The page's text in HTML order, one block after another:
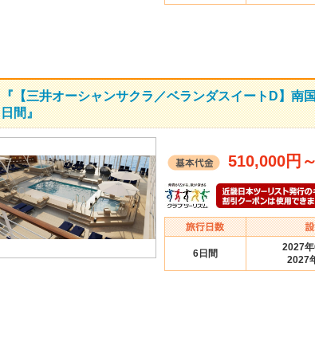
『【三井オーシャンサクラ／ベランダスイートD】南
日間』
510,000円 ～
6日間
2027
2027